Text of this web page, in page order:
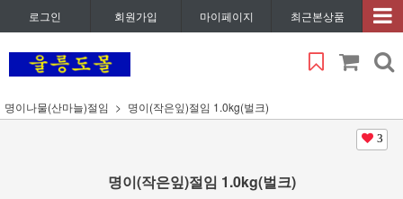
로그인 회원가입 마이페이지 최근본상품
명이나물(산마늘)절임 명이(작은잎)절임 1.0kg(벌크)
3
명이(작은잎)절임 1.0kg(벌크)